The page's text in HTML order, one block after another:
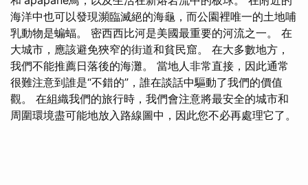
海洋中也可以發現瀕臨滅絕的海龜，而公園裡唯一的土地哺
乳動物是蝙蝠。 密西西比河是美國最重要的河流之一。 在
大城市，應該避免狹窄的街道和貧民窟。 在大多數地方，
我們不能推薦日落後的海灘。 當地人非常直接，因此通常
很難注意到誰是“不錯的”，誰在談話中驅動了我們的價值
觀。 在組織我們的旅行時，我們會注意將最安全的城市和
周圍環境盡可能地放入路線圖中，因此您不必再處理它了。